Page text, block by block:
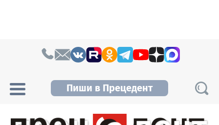
Пиши в Прецедент